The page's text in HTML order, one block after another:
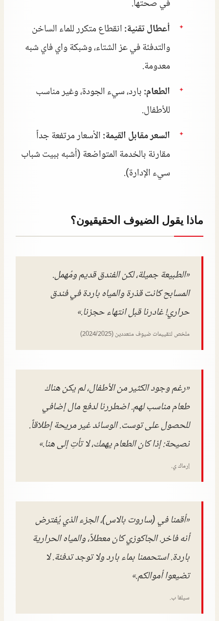
في صحتها.
أعطال تقنية:انقطاع متكرر للماء الساخن
والتدفئة في عز الشتاء، وشبكة واي فاي شبه
معدومة.
الطعام:بارد، سيء الجودة، وغير مناسب
للأطفال.
السعر مقابل القيمة:الأسعار مرتفعة جداً
مقارنة بالخدمة المتواضعة (أشبه ببيت شباب
سيء الإدارة).
ماذا يقول الضيوف الحقيقيون؟
«الطبيعة جميلة، لكن الفندق قديم ومُهمل.
المسابح كانت قذرة والمياه باردة في فندق
حراري! غادرنا قبل انتهاء حجزنا.»
ملخص لتقييمات ضيوف متعددين (2024/2025)
«رغم وجود الكثير من الأطفال، لم يكن هناك
طعام مناسب لهم. اضطررنا لدفع مال إضافي
للحصول على توست. الوسائد غير مريحة إطلاقاً.
نصيحة: إذا كان الطعام يهمك، لا تأتِ إلى هنا.»
إرماك ي.
«أقمنا في (ساروت بالاس)، الجزء الذي يُفترض
أنه فاخر. الجاكوزي كان معطلاً، والمياه الحرارية
باردة. استحممنا بماء بارد ولا توجد تدفئة. لا
تضيعوا أموالكم.»
سيلفا ب.